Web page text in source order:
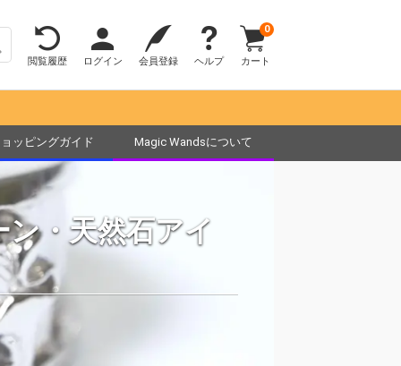
閲覧履歴 ログイン 会員登録 ヘルプ カート
0
ッピングガイド Magic Wandsについて
・天然石アイ